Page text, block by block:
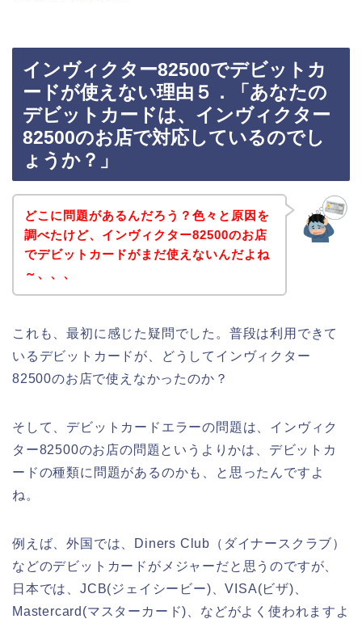
インヴィクター82500でデビットカ
ードが使えない理由５．「あなたの
デビットカードは、インヴィクター
82500のお店で対応しているのでし
ょうか？」
どこに問題があるんだろう？色々と原因を
調べたけど、インヴィクター82500のお店
でデビットカードがまだ使えないんだよね
～、、、
これも、最初に感じた疑問でした。普段は利用できて
いるデビットカードが、どうしてインヴィクター
82500のお店で使えなかったのか？
そして、デビットカードエラーの問題は、インヴィク
ター82500のお店の問題というよりかは、デビットカ
ードの種類に問題があるのかも、と思ったんですよ
ね。
例えば、外国では、Diners Club（ダイナースクラブ）
などのデビットカードがメジャーだと思うのですが、
日本では、JCB(ジェイシービー)、VISA(ビザ)、
Mastercard(マスターカード)、などがよく使われますよ